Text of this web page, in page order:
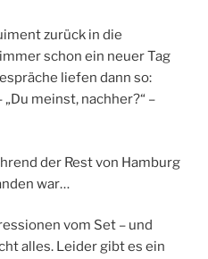
zurück in die
schon ein neuer Tag
liefen dann so:
meinst, nachher?“ –
der Rest von Hamburg
war…
vom Set – und
alles. Leider gibt es ein